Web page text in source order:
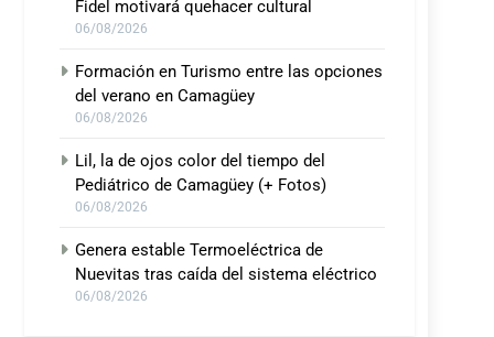
Fidel motivará quehacer cultural
06/08/2026
Formación en Turismo entre las opciones
del verano en Camagüey
06/08/2026
Lil, la de ojos color del tiempo del
Pediátrico de Camagüey (+ Fotos)
06/08/2026
Genera estable Termoeléctrica de
Nuevitas tras caída del sistema eléctrico
06/08/2026